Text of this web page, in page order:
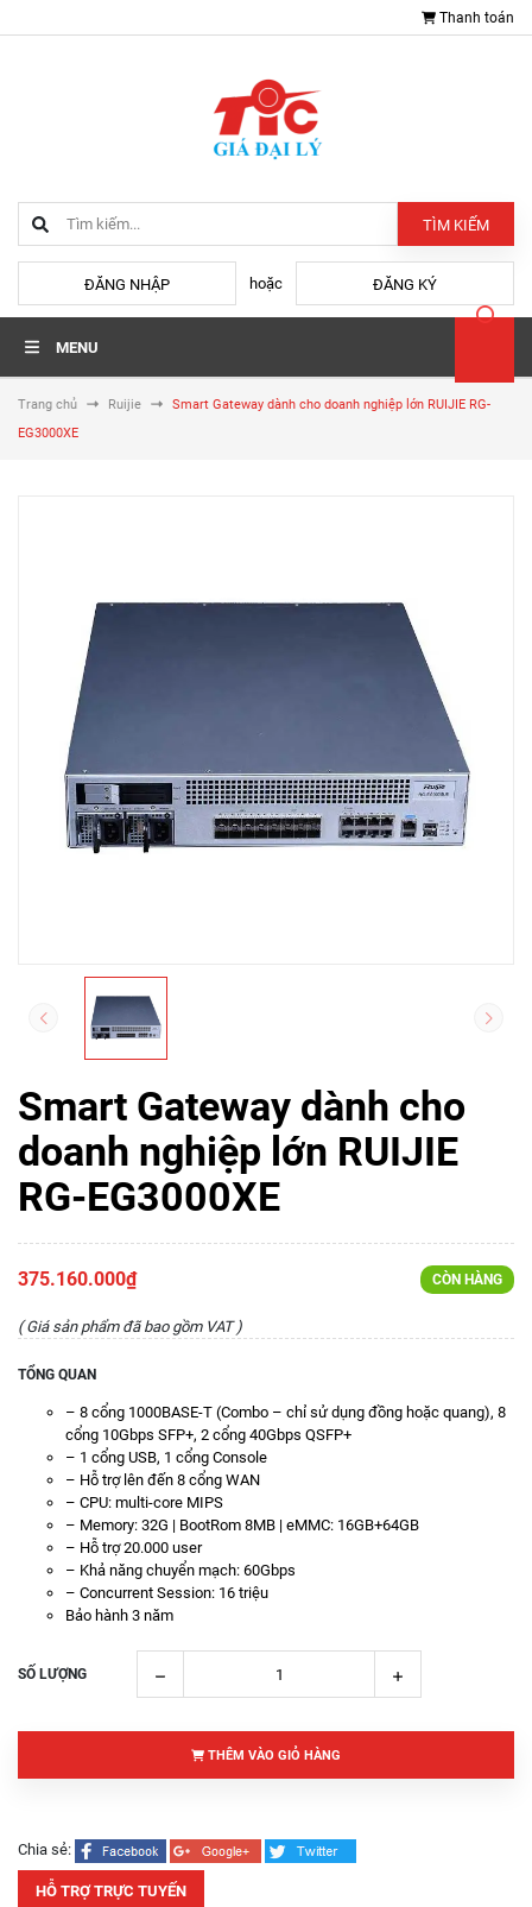
Thanh toán
TÌM KIẾM
ĐĂNG NHẬP hoặc ĐĂNG KÝ
MENU
Trang chủ Ruijie
Smart Gateway dành cho doanh nghiệp lớn RUIJIE RG-
EG3000XE
Smart Gateway dành cho
doanh nghiệp lớn RUIJIE
RG-EG3000XE
375.160.000₫ CÒN HÀNG
( Giá sản phẩm đã bao gồm VAT )
TỔNG QUAN
– 8 cổng 1000BASE-T (Combo – chỉ sử dụng đồng hoặc quang), 8
cổng 10Gbps SFP+, 2 cổng 40Gbps QSFP+
– 1 cổng USB, 1 cổng Console
– Hỗ trợ lên đến 8 cổng WAN
– CPU: multi-core MIPS
– Memory: 32G | BootRom 8MB | eMMC: 16GB+64GB
– Hỗ trợ 20.000 user
– Khả năng chuyển mạch: 60Gbps
– Concurrent Session: 16 triệu
Bảo hành 3 năm
SỐ LƯỢNG
THÊM VÀO GIỎ HÀNG
Chia sẻ:
HỖ TRỢ TRỰC TUYẾN